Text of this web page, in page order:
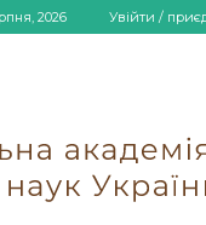
2026 Увійти /